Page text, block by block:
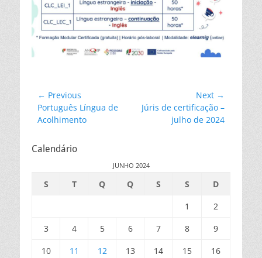
Navegação
de
artigos
← Previous
Previous
post:
Português Língua de
Acolhimento
Next →
NextJúris de certificação –
julho de 2024
Calendário
JUNHO 2024
S T Q Q S S
D
1
2
3
4 5 6 7 8
9
10
11 12 13 14 15
16